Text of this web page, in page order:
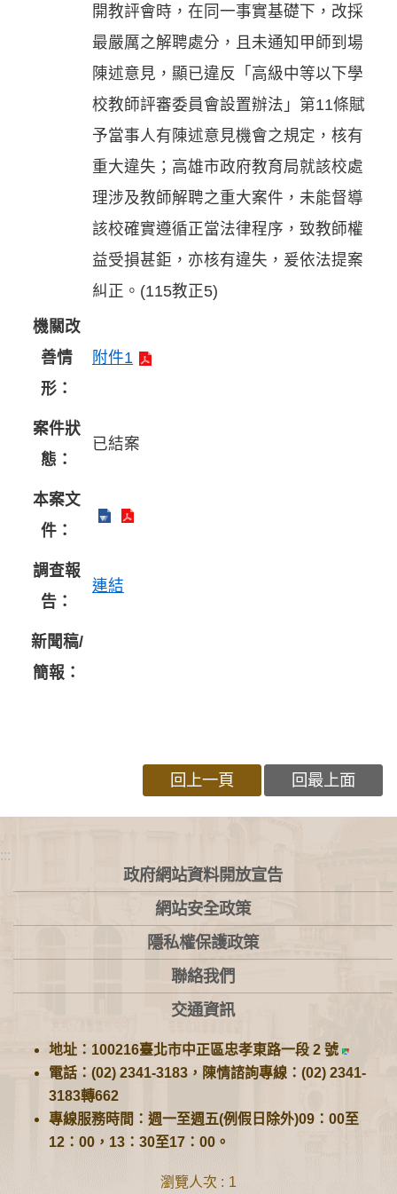
開教評會時，在同一事實基礎下，改採
最嚴厲之解聘處分，且未通知甲師到場
陳述意見，顯已違反「高級中等以下學
校教師評審委員會設置辦法」第11條賦
予當事人有陳述意見機會之規定，核有
重大違失；高雄市政府教育局就該校處
理涉及教師解聘之重大案件，未能督導
該校確實遵循正當法律程序，致教師權
益受損甚鉅，亦核有違失，爰依法提案
糾正。(115教正5)
機關改
善情
形：
附件1
案件狀
態：
已結案
本案文
件：
調查報
告：
連結
新聞稿/
簡報：
回上一頁 回最上面
:::
政府網站資料開放宣告
網站安全政策
隱私權保護政策
聯絡我們
交通資訊
地址：100216臺北市中正區忠孝東路一段 2 號
電話：(02) 2341-3183，陳情諮詢專線：(02) 2341-
3183轉662
專線服務時間：週一至週五(例假日除外)09：00至
12：00，13：30至17：00。
瀏覽人次 1